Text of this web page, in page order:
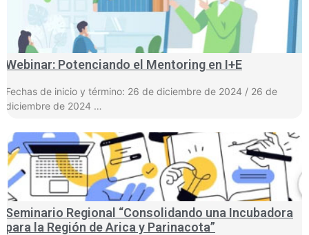
Webinar: Potenciando el Mentoring en I+E
Fechas de inicio y término: 26 de diciembre de 2024 / 26 de
diciembre de 2024 …
Seminario Regional “Consolidando una Incubadora
para la Región de Arica y Parinacota”